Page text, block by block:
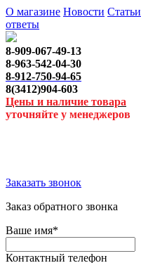
О магазине Новости Статьи
ответы
8-909-067-49-13
8-963-542-04-30
8-912-750-94-65
8(3412)904-603
Цены и наличие товара
уточняйте у менеджеров
Заказать звонок
Заказ обратного звонка
Ваше имя*
Контактный телефон